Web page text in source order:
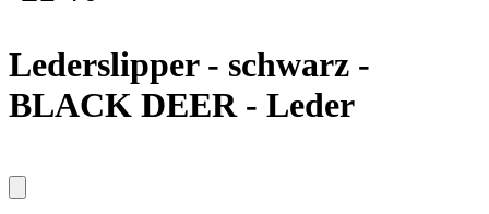
Lederslipper - schwarz -
BLACK DEER - Leder